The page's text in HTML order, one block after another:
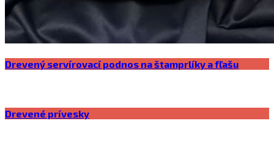
Drevený servírovací podnos na štamprlíky a fľašu
Drevené prívesky